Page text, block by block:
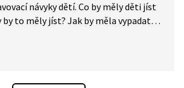
návyky dětí. Co by měly děti jíst
to měly jíst? Jak by měla vypadat